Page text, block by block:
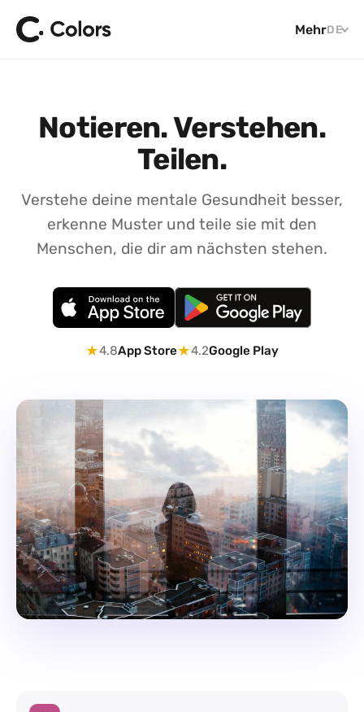
MehrDE
Notieren. Verstehen.
Teilen.
Verstehe deine mentale Gesundheit besser,
erkenne Muster und teile sie mit den
Menschen, die dir am nächsten stehen.
★4.8App Store★4.2Google Play